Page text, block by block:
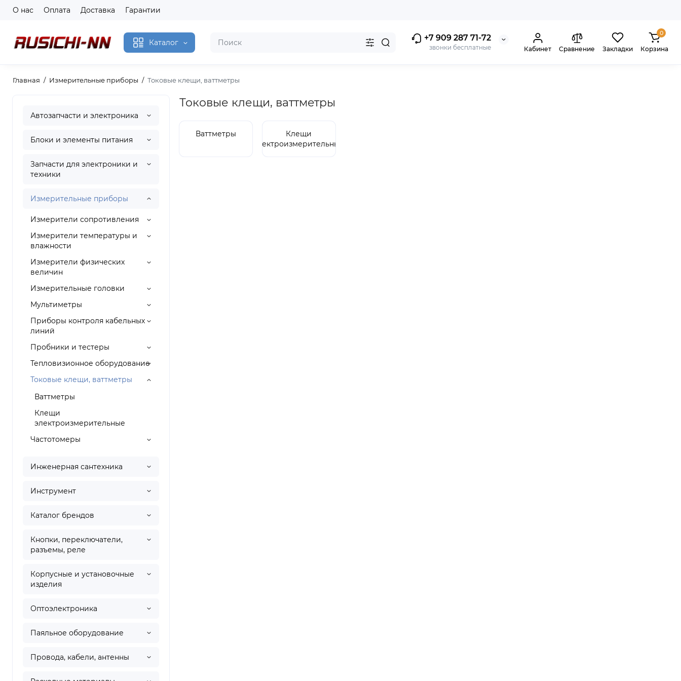
О нас Оплата Доставка Гарантии
Каталог +7 909 287 71-72
звонки бесплатные Кабинет Сравнение Закладки
0
Корзина
Главная Измерительные приборы Токовые клещи, ваттметры
Автозапчасти и электроника
Блоки и элементы питания
Запчасти для электроники и
техники
Измерительные приборы
Измерители сопротивления
Измерители температуры и
влажности
Измерители физических
величин
Измерительные головки
Мультиметры
Приборы контроля кабельных
линий
Пробники и тестеры
Тепловизионное оборудование
Токовые клещи, ваттметры
Ваттметры
Клещи
электроизмерительные
Частотомеры
Инженерная сантехника
Инструмент
Каталог брендов
Кнопки, переключатели,
разъемы, реле
Корпусные и установочные
изделия
Оптоэлектроника
Паяльное оборудование
Провода, кабели, антенны
Токовые клещи, ваттметры
Ваттметры
Клещи
электроизмерительные